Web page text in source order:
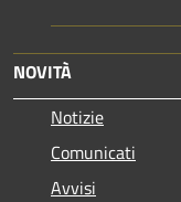
NOVITÀ
Notizie
Comunicati
Avvisi